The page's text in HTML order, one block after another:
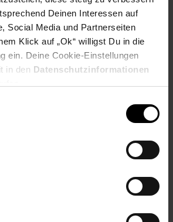
Deinen Interessen auf
Social Media und Partnerseiten
Klick auf „Ok“ willigst Du in die
ein. Deine Cookie-Einstellungen
in den Datenschutzinformationen
MG500 von Steba zerkleinert Fleisch,
ein Festsetzen der Lebensmittel
Vier hochwertige Edelstahlmesser
oder mahlen mit vier Messern. Die
sorgt für bessere Mixergebnisse und
bequem aus dem Behälter
Gummifüße sorgen für einen festen